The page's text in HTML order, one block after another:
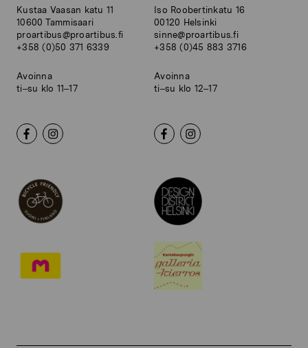
Kustaa Vaasan katu 11
10600 Tammisaari
proartibus@proartibus.fi
+358 (0)50 371 6339
Avoinna
ti–su klo 11–17
Iso Roobertinkatu 16
00120 Helsinki
sinne@proartibus.fi
+358 (0)45 883 3716
Avoinna
ti–su klo 12–17